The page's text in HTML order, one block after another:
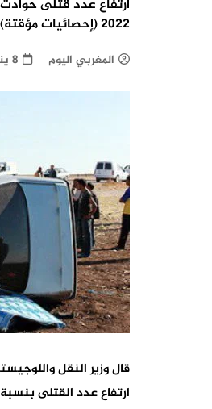
2022 (إحصائيات مؤقتة)
المغربي اليوم 8 يناير، 2024
ارتفاع عدد القتلى بنسبة 9,5 بالمائة مقارنة مع الفترة نفسها من سنة 2022.